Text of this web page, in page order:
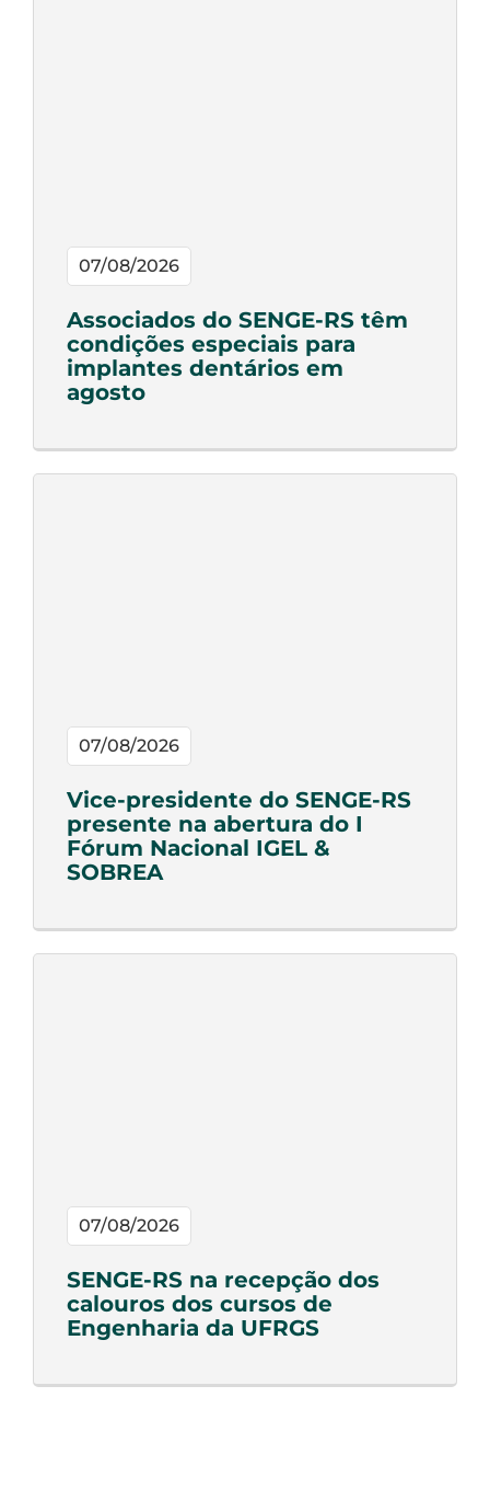
07/08/2026
Associados do SENGE-RS têm
condições especiais para
implantes dentários em
agosto
07/08/2026
Vice-presidente do SENGE-RS
presente na abertura do I
Fórum Nacional IGEL &
SOBREA
07/08/2026
SENGE-RS na recepção dos
calouros dos cursos de
Engenharia da UFRGS